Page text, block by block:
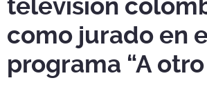
televisión
como jurado en
programa “A